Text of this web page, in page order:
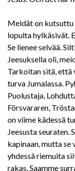
Meidät on kutsuttu
lopulta hylkäsivät.
Se lienee selvää.
Jeesuksella oli,
Tarkoitan sitä, että
turva Jumalassa.
Puolustaja,
Försvararen,
on viime kädessä
Jeesusta seuraten.
kapinaan, mutta se
yhdessä riemuita
rakas. Saamme